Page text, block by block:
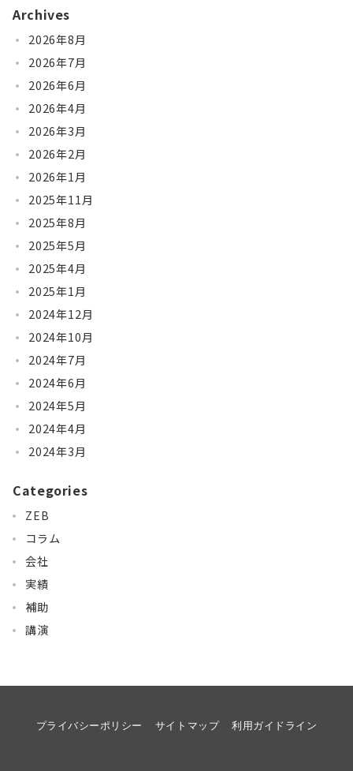
Archives
2026年8月
2026年7月
2026年6月
2026年4月
2026年3月
2026年2月
2026年1月
2025年11月
2025年8月
2025年5月
2025年4月
2025年1月
2024年12月
2024年10月
2024年7月
2024年6月
2024年5月
2024年4月
2024年3月
Categories
ZEB
コラム
会社
実績
補助
講演
プライバシーポリシー サイトマップ 利用ガイドライン